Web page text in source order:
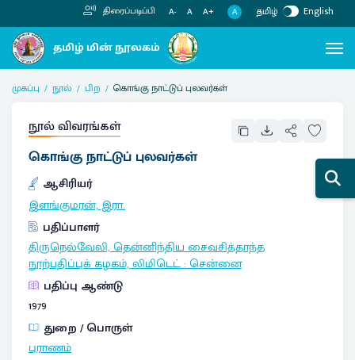
திரைப்படிப்பி A- A A+ A தமிழ் English
முகப்பு நூல் பிற கொங்கு நாட்டுப் புலவர்கள்
நூல் விவரங்கள்
கொங்கு நாட்டுப் புலவர்கள்
ஆசிரியர்
இளங்குமரன், இரா.
பதிப்பாளர்
திருநெல்வேலி, தென்னிந்திய சைவசித்தாந்த
நூற்பதிப்புக் கழகம், லிமிடெட்:சென்னை
பதிப்பு ஆண்டு
1979
துறை / பொருள்
புராணம்